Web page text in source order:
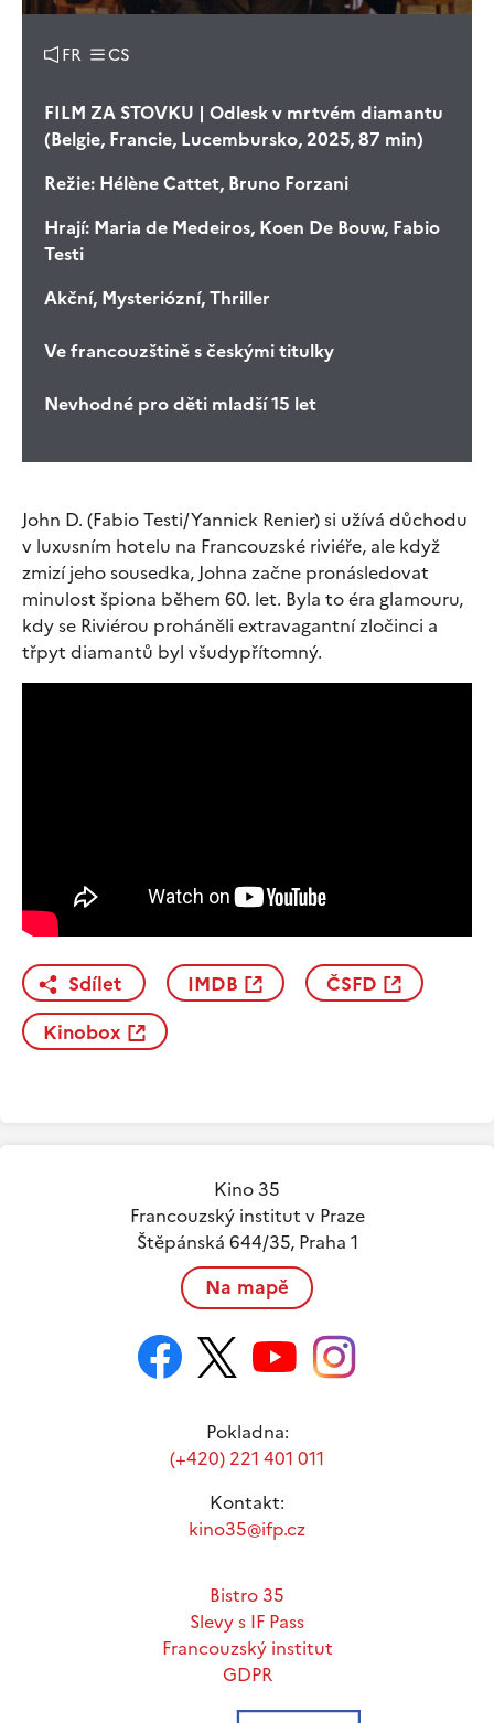
FR CS
FILM ZA STOVKU | Odlesk v mrtvém diamantu
(Belgie, Francie, Lucembursko, 2025, 87 min)
Režie: Hélène Cattet, Bruno Forzani
Hrají: Maria de Medeiros, Koen De Bouw, Fabio
Testi
Akční, Mysteriózní, Thriller
Ve francouzštině s českými titulky
Nevhodné pro děti mladší 15 let
John D. (Fabio Testi/Yannick Renier) si užívá důchodu
v luxusním hotelu na Francouzské riviéře, ale když
zmizí jeho sousedka, Johna začne pronásledovat
minulost špiona během 60. let. Byla to éra glamouru,
kdy se Riviérou proháněli extravagantní zločinci a
třpyt diamantů byl všudypřítomný.
Sdílet IMDB
ČSFD
Kinobox
Kino 35
Francouzský institut v Praze
Štěpánská 644/35, Praha 1
Na mapě
Pokladna:
(+420) 221 401 011
Kontakt:
kino35@ifp.cz
Bistro 35
Slevy s IF Pass
Francouzský institut
GDPR